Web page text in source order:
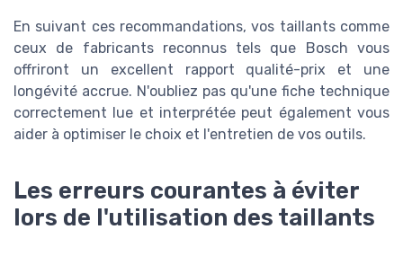
En suivant ces recommandations, vos taillants comme
ceux de fabricants reconnus tels que Bosch vous
offriront un excellent rapport qualité-prix et une
longévité accrue. N'oubliez pas qu'une fiche technique
correctement lue et interprétée peut également vous
aider à optimiser le choix et l'entretien de vos outils.
Les erreurs courantes à éviter
lors de l'utilisation des taillants